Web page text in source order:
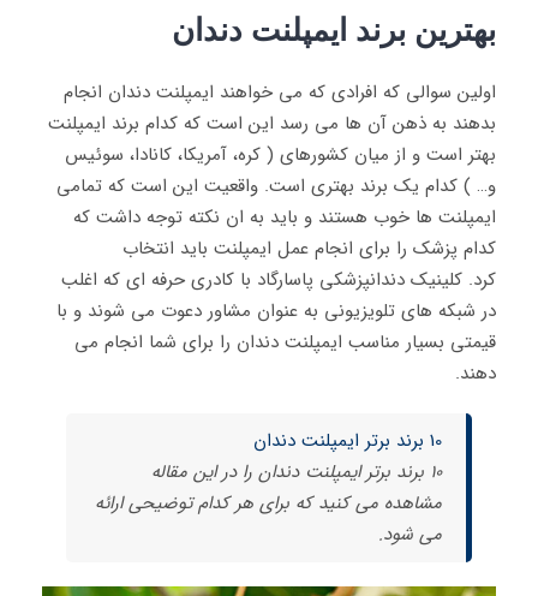
بهترین برند ایمپلنت دندان
اولین سوالی که افرادی که می خواهند ایمپلنت دندان انجام
بدهند به ذهن آن ها می رسد این است که کدام برند ایمپلنت
بهتر است و از میان کشورهای ( کره، آمریکا، کانادا، سوئیس
و… ) کدام یک برند بهتری است. واقعیت این است که تمامی
ایمپلنت ها خوب هستند و باید به ان نکته توجه داشت که
کدام پزشک را برای انجام عمل ایمپلنت باید انتخاب
کرد. کلینیک دندانپزشکی پاسارگاد با کادری حرفه ای که اغلب
در شبکه های تلویزیونی به عنوان مشاور دعوت می شوند و با
قیمتی بسیار مناسب ایمپلنت دندان را برای شما انجام می
دهند.
10 برند برتر ایمپلنت دندان
10 برند برتر ایمپلنت دندان را در این مقاله
مشاهده می کنید که برای هر کدام توضیحی ارائه
می شود.